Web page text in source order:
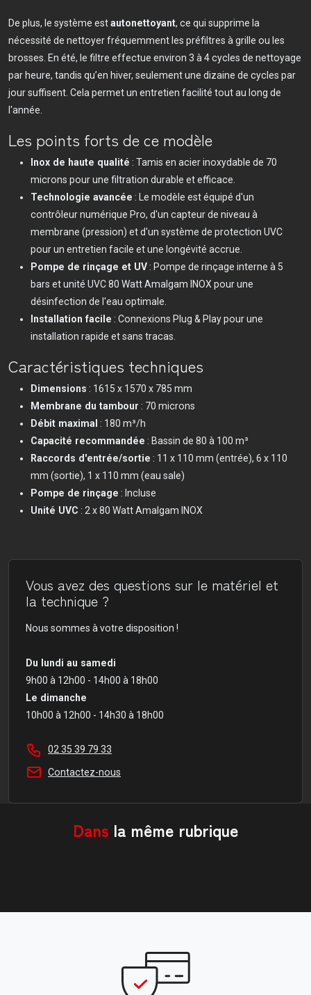
De plus, le système estautonettoyant, ce qui supprime la
nécessité de nettoyer fréquemment les préfiltres à grille ou les
brosses. En été, le filtre effectue environ 3 à 4 cycles de nettoyage
par heure, tandis qu’en hiver, seulement une dizaine de cycles par
jour suffisent. Cela permet un entretien facilité tout au long de
l'année.
Les points forts de ce modèle
Inox de haute qualité : Tamis en acier inoxydable de 70
microns pour une filtration durable et efficace.
Technologie avancée : Le modèle est équipé d'un
contrôleur numérique Pro, d'un capteur de niveau à
membrane (pression) et d'un système de protection UVC
pour un entretien facile et une longévité accrue.
Pompe de rinçage et UV : Pompe de rinçage interne à 5
bars et unité UVC 80 Watt Amalgam INOX pour une
désinfection de l'eau optimale.
Installation facile : Connexions Plug & Play pour une
installation rapide et sans tracas.
Caractéristiques techniques
Dimensions : 1615 x 1570 x 785 mm
Membrane du tambour : 70 microns
Débit maximal : 180 m³/h
Capacité recommandée : Bassin de 80 à 100 m³
Raccords d'entrée/sortie : 11 x 110 mm (entrée), 6 x 110
mm (sortie), 1 x 110 mm (eau sale)
Pompe de rinçage : Incluse
Unité UVC : 2 x 80 Watt Amalgam INOX
Vous avez des questions sur le matériel et
la technique ?
Nous sommes à votre disposition !
Du lundi au samedi
9h00 à 12h00 - 14h00 à 18h00
Le dimanche
10h00 à 12h00 - 14h30 à 18h00
02 35 39 79 33
Contactez-nous
Dans la même rubrique